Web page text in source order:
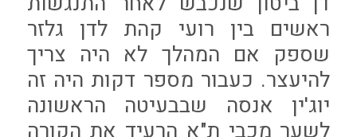
ראשים בין רועי קהת לדן גלזר
שספק אם המהלך לא היה צריך
להיעצר. כעבור מספר דקות היה זה
יוג'ין אנסה שבבעיטה הראשונה